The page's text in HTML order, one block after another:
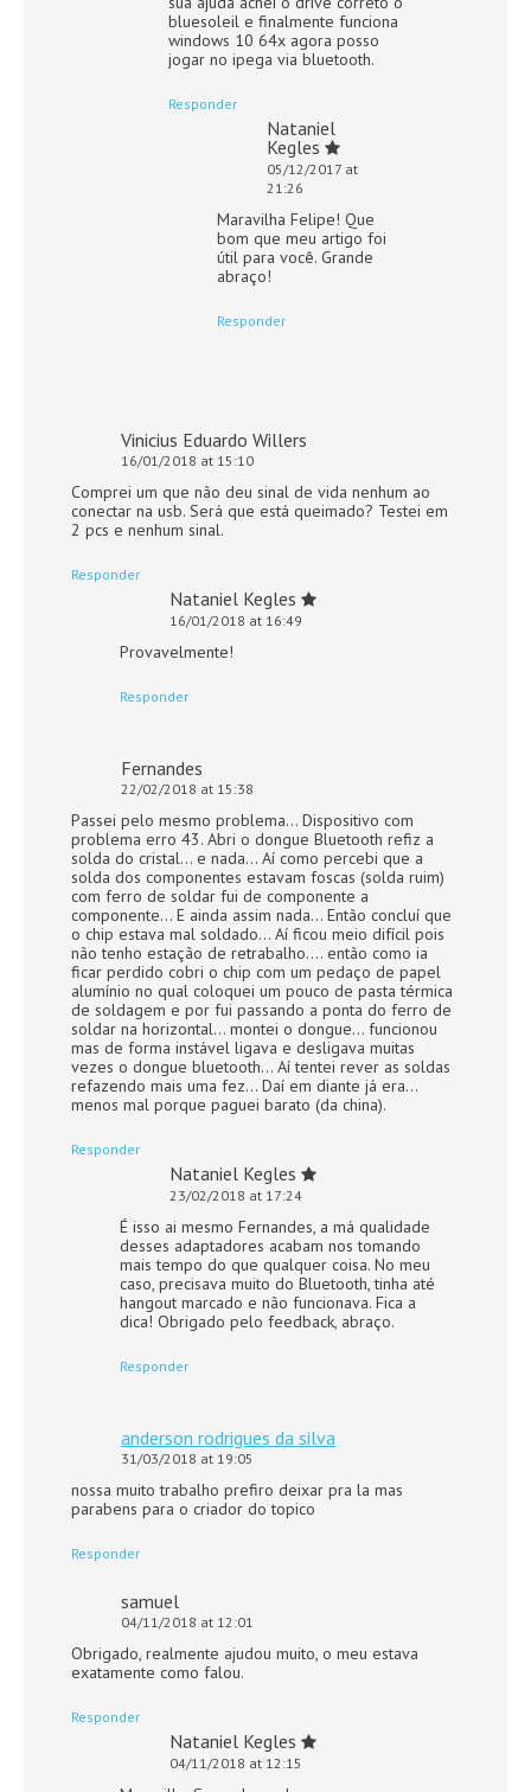
bluesoleil e finalmente funciona
windows 10 64x agora posso
jogar no ipega via bluetooth.
Responder
Nataniel
Kegles
05/12/2017 at
21:26
Maravilha Felipe! Que
bom que meu artigo foi
útil para você. Grande
abraço!
Responder
Vinicius Eduardo Willers
16/01/2018 at 15:10
Comprei um que não deu sinal de vida nenhum ao
conectar na usb. Será que está queimado? Testei em
2 pcs e nenhum sinal.
Responder
Nataniel Kegles
16/01/2018 at 16:49
Provavelmente!
Responder
Fernandes
22/02/2018 at 15:38
Passei pelo mesmo problema… Dispositivo com
problema erro 43. Abri o dongue Bluetooth refiz a
solda do cristal… e nada… Aí como percebi que a
solda dos componentes estavam foscas (solda ruim)
com ferro de soldar fui de componente a
componente… E ainda assim nada… Então concluí que
o chip estava mal soldado… Aí ficou meio difícil pois
não tenho estação de retrabalho…. então como ia
ficar perdido cobri o chip com um pedaço de papel
alumínio no qual coloquei um pouco de pasta térmica
de soldagem e por fui passando a ponta do ferro de
soldar na horizontal… montei o dongue… funcionou
mas de forma instável ligava e desligava muitas
vezes o dongue bluetooth… Aí tentei rever as soldas
refazendo mais uma fez… Daí em diante já era…
menos mal porque paguei barato (da china).
Responder
Nataniel Kegles
23/02/2018 at 17:24
É isso ai mesmo Fernandes, a má qualidade
desses adaptadores acabam nos tomando
mais tempo do que qualquer coisa. No meu
caso, precisava muito do Bluetooth, tinha até
hangout marcado e não funcionava. Fica a
dica! Obrigado pelo feedback, abraço.
Responder
anderson rodrigues da silva
31/03/2018 at 19:05
nossa muito trabalho prefiro deixar pra la mas
parabens para o criador do topico
Responder
samuel
04/11/2018 at 12:01
Obrigado, realmente ajudou muito, o meu estava
exatamente como falou.
Responder
Nataniel Kegles
04/11/2018 at 12:15